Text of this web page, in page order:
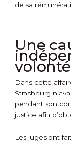
de sa
Une
Dans cette
Strasbourg
pendant son
justice afin
Les juges ont